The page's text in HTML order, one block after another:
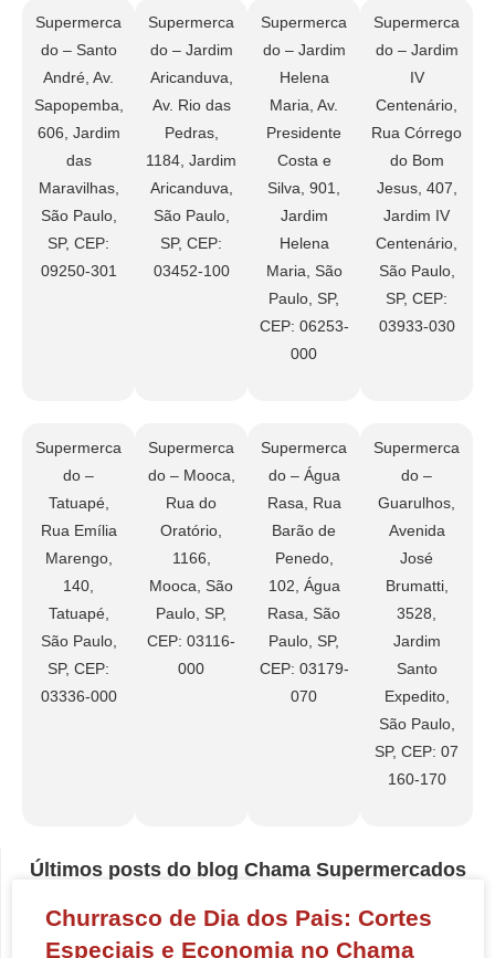
Supermerca
do – Santo
André, Av.
Sapopemba,
606, Jardim
das
Maravilhas,
São Paulo,
SP, CEP:
09250-301
Supermerca
do – Jardim
Aricanduva,
Av. Rio das
Pedras,
1184, Jardim
Aricanduva,
São Paulo,
SP, CEP:
03452-100
Supermerca
do – Jardim
Helena
Maria, Av.
Presidente
Costa e
Silva, 901,
Jardim
Helena
Maria, São
Paulo, SP,
CEP: 06253-
000
Supermerca
do – Jardim
IV
Centenário,
Rua Córrego
do Bom
Jesus, 407,
Jardim IV
Centenário,
São Paulo,
SP, CEP:
03933-030
Supermerca
do –
Tatuapé,
Rua Emília
Marengo,
140,
Tatuapé,
São Paulo,
SP, CEP:
03336-000
Supermerca
do – Mooca,
Rua do
Oratório,
1166,
Mooca, São
Paulo, SP,
CEP: 03116-
000
Supermerca
do – Água
Rasa, Rua
Barão de
Penedo,
102, Água
Rasa, São
Paulo, SP,
CEP: 03179-
070
Supermerca
do –
Guarulhos,
Avenida
José
Brumatti,
3528,
Jardim
Santo
Expedito,
São Paulo,
SP, CEP: 07
160-170
Últimos posts do blog Chama Supermercados
Churrasco de Dia dos Pais: Cortes
Especiais e Economia no Chama